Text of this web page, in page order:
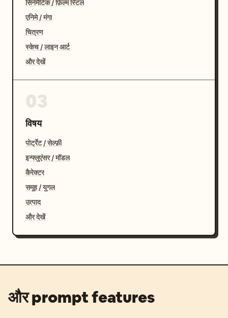
सिनेमैटिक / फ़िल्म स्टिल
एनिमे / मंगा
चित्रण
स्केच / लाइन आर्ट
और देखें
विषय
पोर्ट्रेट / सेल्फ़ी
इन्फ्लुएंसर / मॉडल
कैरेक्टर
समूह / युगल
उत्पाद
और देखें
और prompt features